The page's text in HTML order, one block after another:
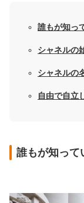
誰もが知っ
シャネルの
シャネルの
自由で自立
誰もが知って